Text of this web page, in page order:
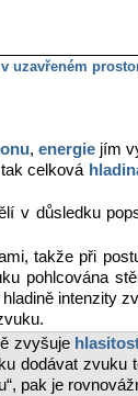
uzavřeném
, energiejím
celková
v důsledku
takže při
pohlcována
intenzity
zvyšuje
dodávat
pak je